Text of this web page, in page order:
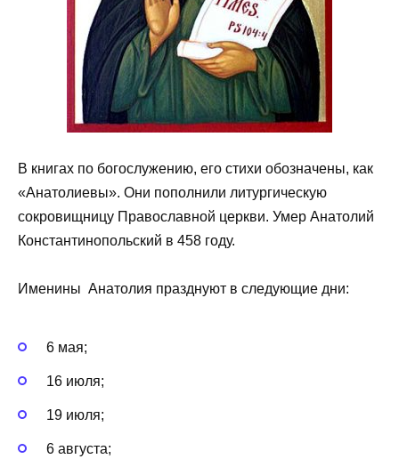
В книгах по богослужению, его стихи обозначены, как
«Анатолиевы». Они пополнили литургическую
сокровищницу Православной церкви. Умер Анатолий
Константинопольский в 458 году.
Именины Анатолия празднуют в следующие дни:
6 мая;
16 июля;
19 июля;
6 августа;